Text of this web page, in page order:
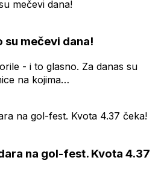
su mečevi dana!
- i to glasno. Za danas su
na kojima…
na gol-fest. Kvota 4.37